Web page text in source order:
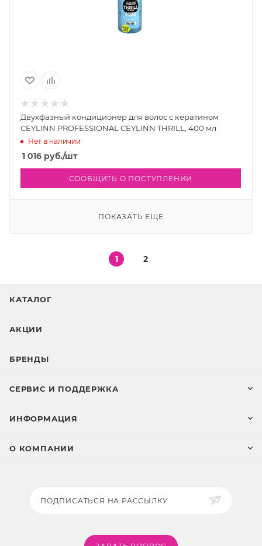
Двухфазный кондиционер для волос с кератином
CEYLINN PROFESSIONAL CEYLINN THRILL, 400 мл
Нет в наличии
1 016 руб./шт
СООБЩИТЬ О ПОСТУПЛЕНИИ
ПОКАЗАТЬ ЕЩЕ
1 2
КАТАЛОГ
АКЦИИ
БРЕНДЫ
СЕРВИС И ПОДДЕРЖКА
ИНФОРМАЦИЯ
О КОМПАНИИ
ПОДПИСАТЬСЯ НА РАССЫЛКУ